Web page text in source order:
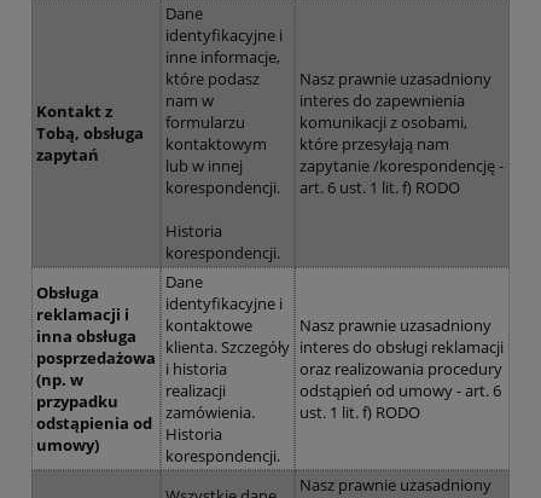
Kontakt z
Tobą, obsługa
zapytań
Dane
identyfikacyjne i
inne informacje,
które podasz
nam w
formularzu
kontaktowym
lub w innej
korespondencji.
Historia
korespondencji.
Nasz prawnie uzasadniony
interes do zapewnienia
komunikacji z osobami,
które przesyłają nam
zapytanie /korespondencję -
art. 6 ust. 1 lit. f) RODO
Obsługa
reklamacji i
inna obsługa
posprzedażowa
(np. w
przypadku
odstąpienia od
umowy)
Dane
identyfikacyjne i
kontaktowe
klienta. Szczegóły
i historia
realizacji
zamówienia.
Historia
korespondencji.
Nasz prawnie uzasadniony
interes do obsługi reklamacji
oraz realizowania procedury
odstąpień od umowy - art. 6
ust. 1 lit. f) RODO
Nasz prawnie uzasadniony